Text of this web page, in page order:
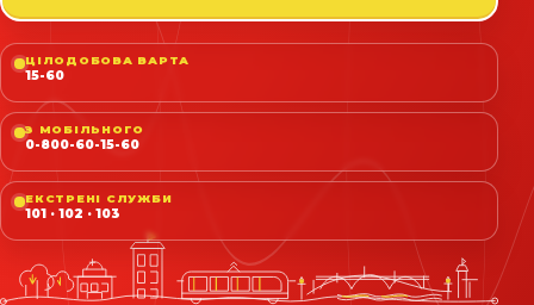
ЦІЛОДОБОВА ВАРТА
15-60
З МОБІЛЬНОГО
0-800-60-15-60
ЕКСТРЕНІ СЛУЖБИ
101 · 102 · 103